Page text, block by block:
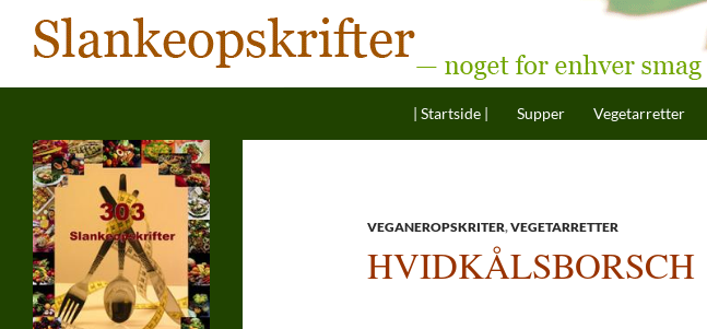
| Startside |
Supper Vegetarretter
VEGANEROPSKRITER,VEGETARRETTER
HVIDKÅLSBORSCH
— noget for enhver smag